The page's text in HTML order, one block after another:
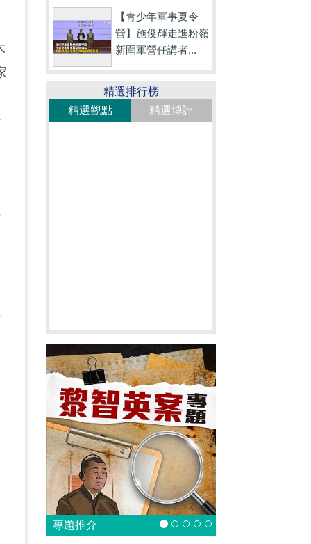
【青少年軍事夏令
營】施俊輝走進粉嶺
新圍軍營任講者...
精選排行榜
精選觀點
精選博評
專題推介